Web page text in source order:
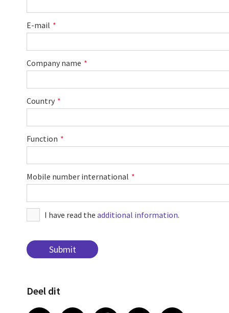
E-mail
Company name
Country
Function
Mobile number international
I have read the additional information.
Deel dit